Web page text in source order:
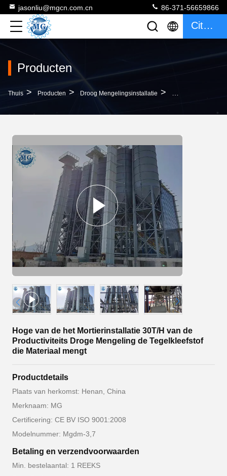
jasonliu@mgcn.com.cn 86-371-56659866
Citaat
Producten
Thuis > Producten > Droog Mengelingsinstallatie > Hoge Van De Het
Hoge van de het Mortierinstallatie 30T/H van de
Productiviteits Droge Mengeling de Tegelkleefstof
die Materiaal mengt
Productdetails
Plaats van herkomst: Henan, China
Merknaam: MG
Certificering: CE BV ISO 9001:2008
Modelnummer: Mgdm-3,7
Betaling en verzendvoorwaarden
Min. bestelaantal: 1 REEKS